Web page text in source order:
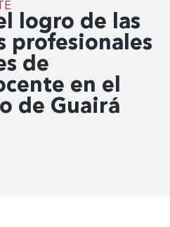
logro de las
profesionales
de
en el
de Guairá